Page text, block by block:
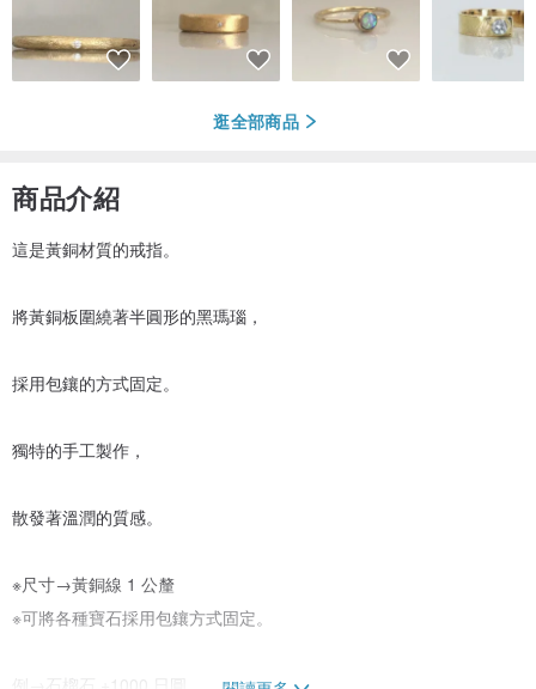
逛全部商品
商品介紹
這是黃銅材質的戒指。
將黃銅板圍繞著半圓形的黑瑪瑙，
採用包鑲的方式固定。
獨特的手工製作，
散發著溫潤的質感。
※尺寸→黃銅線 1 公釐
※可將各種寶石採用包鑲方式固定。
例→石榴石 +1000 日圓。